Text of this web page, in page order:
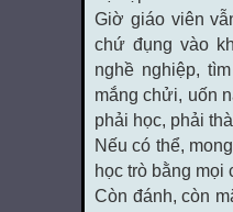
Giờ giáo viên
chứ đụng vào
nghề nghiệp,
mắng chửi, uốn
phải học, phải
Nếu có thể,
học trò bằng mọi
Còn đánh, còn